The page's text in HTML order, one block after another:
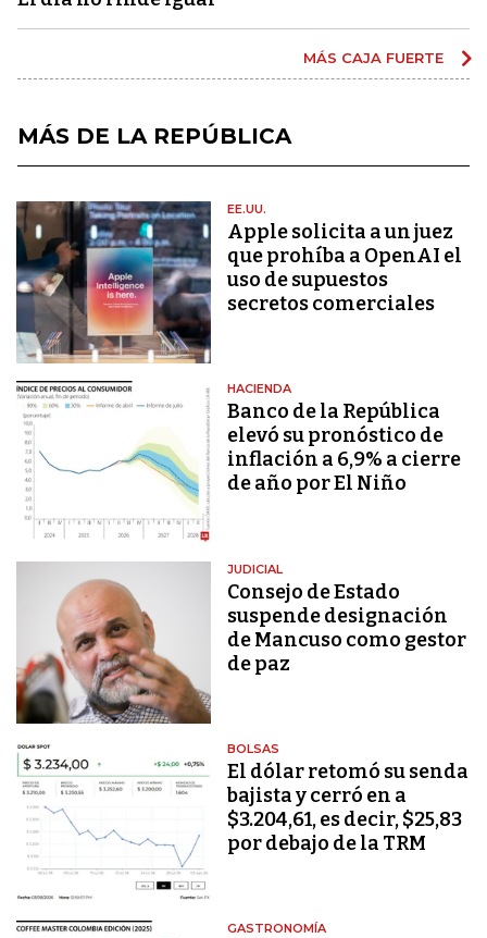
MÁS CAJA FUERTE
MÁS DE LA REPÚBLICA
EE.UU.
Apple solicita a un juez
que prohíba a OpenAI el
uso de supuestos
secretos comerciales
HACIENDA
Banco de la República
elevó su pronóstico de
inflación a 6,9% a cierre
de año por El Niño
JUDICIAL
Consejo de Estado
suspende designación
de Mancuso como gestor
de paz
BOLSAS
El dólar retomó su senda
bajista y cerró en a
$3.204,61, es decir, $25,83
por debajo de la TRM
GASTRONOMÍA